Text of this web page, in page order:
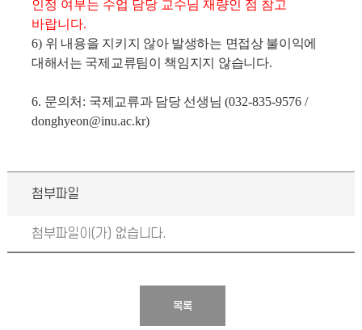
인정 여부는 수업 담당 교수님 재량인 점 참고
바랍니다.
6) 위 내용을 지키지 않아 발생하는 면접상 불이익에
대해서는 국제교류팀이 책임지지 않습니다.
6. 문의처 : 국제교류과 담당 선생님(032-835-9576 /
donghyeon@inu.ac.kr)
첨부파일
첨부파일이(가) 없습니다.
목록